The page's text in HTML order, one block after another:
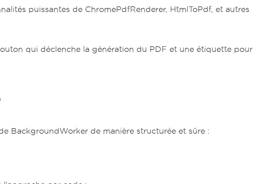
puissantes de ChromePdfRenderer, HtmlToPdf, et autres
qui déclenche la génération du PDF et une étiquette pour
BackgroundWorker de manière structurée et sûre :